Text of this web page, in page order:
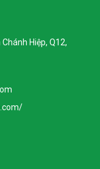
Hiệp, Q12,